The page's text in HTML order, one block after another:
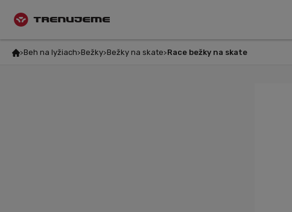
Beh na lyžiach Bežky Bežky na skate Race bežky na skate